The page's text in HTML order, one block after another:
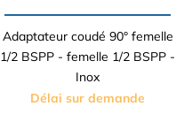
Adaptateur coudé 90° femelle
1/2 BSPP - femelle 1/2 BSPP -
Inox
Délai sur demande